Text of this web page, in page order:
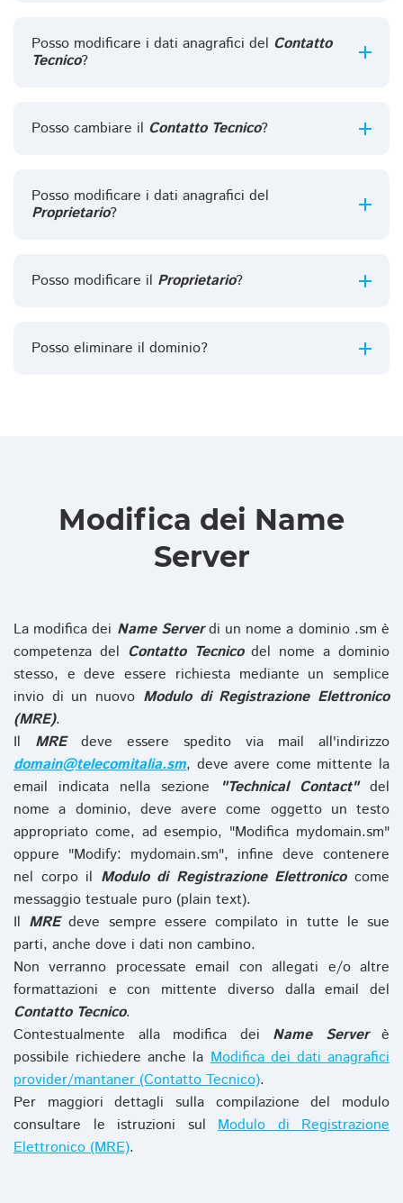
Posso modificare i dati anagrafici del Contatto
Tecnico?
Posso cambiare il Contatto Tecnico?
Posso modificare i dati anagrafici del
Proprietario?
Posso modificare il Proprietario?
Posso eliminare il dominio?
Modifica dei Name
Server
La modifica dei Name Serverdi un nome a dominio .sm è
competenza del Contatto Tecnicodel nome a dominio
stesso, e deve essere richiesta mediante un semplice
invio di un nuovo Modulo di Registrazione Elettronico
(MRE).
Il MREdeve essere spedito via mail all'indirizzo
domain@telecomitalia.sm, deve avere come mittente la
email indicata nella sezione
"Technical Contact"del
nome a dominio, deve avere come oggetto un testo
appropriato come, ad esempio, "Modifica mydomain.sm"
oppure "Modify: mydomain.sm", infine deve contenere
nel corpo il Modulo di Registrazione Elettronicocome
messaggio testuale puro (plain text).
Il MREdeve sempre essere compilato in tutte le sue
parti, anche dove i dati non cambino.
Non verranno processate email con allegati e/o altre
formattazioni e con mittente diverso dalla email del
Contatto Tecnico.
Contestualmente alla modifica dei Name Serverè
possibile richiedere anche laModifica dei dati anagrafici
provider/mantaner (Contatto Tecnico).
Per maggiori dettagli sulla compilazione del modulo
consultare le istruzioni sul Modulo di Registrazione
Elettronico (MRE).